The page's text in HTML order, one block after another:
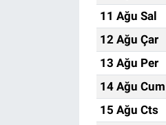
11 Ağu Sal
12 Ağu Çar
13 Ağu Per
14 Ağu Cum
15 Ağu Cts